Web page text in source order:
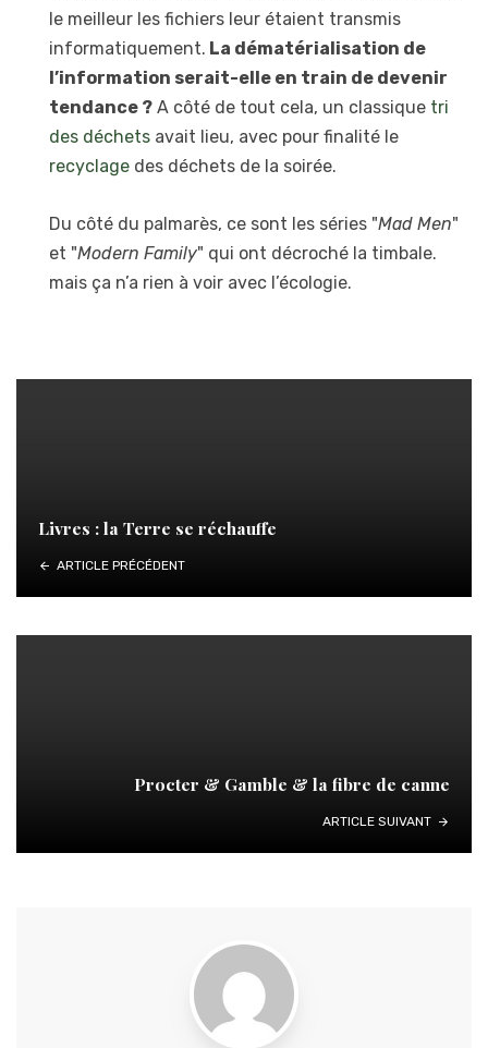
le meilleur les fichiers leur étaient transmis
informatiquement. La dématérialisation de
l’information serait-elle en train de devenir
tendance ? A côté de tout cela, un classique tri
des déchets avait lieu, avec pour finalité le
recyclage des déchets de la soirée.
Du côté du palmarès, ce sont les séries "Mad Men"
et "Modern Family" qui ont décroché la timbale.
mais ça n’a rien à voir avec l’écologie.
Livres : la Terre se réchauffe
ARTICLE PRÉCÉDENT
Procter & Gamble & la fibre de canne
ARTICLE SUIVANT